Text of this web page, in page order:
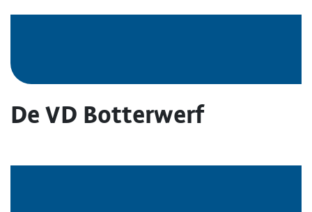
De VD Botterwerf